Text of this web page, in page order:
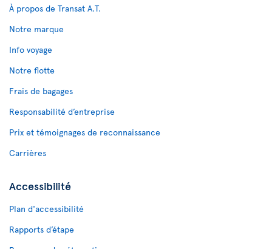
À propos de Transat A.T.
Notre marque
Info voyage
Notre flotte
Frais de bagages
Responsabilité d’entreprise
Prix et témoignages de reconnaissance
Carrières
Accessibilité
Plan d'accessibilité
Rapports d’étape